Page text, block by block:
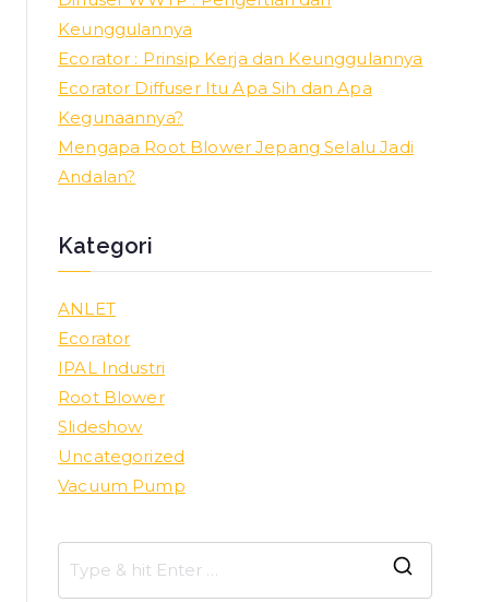
Keunggulannya
Ecorator : Prinsip Kerja dan Keunggulannya
Ecorator Diffuser Itu Apa Sih dan Apa
Kegunaannya?
Mengapa Root Blower Jepang Selalu Jadi
Andalan?
Kategori
ANLET
Ecorator
IPAL Industri
Root Blower
Slideshow
Uncategorized
Vacuum Pump